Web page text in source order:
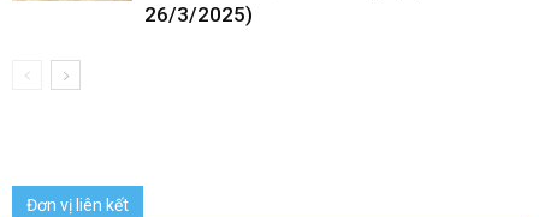
26/3/2025)
Đơn vị liên kết